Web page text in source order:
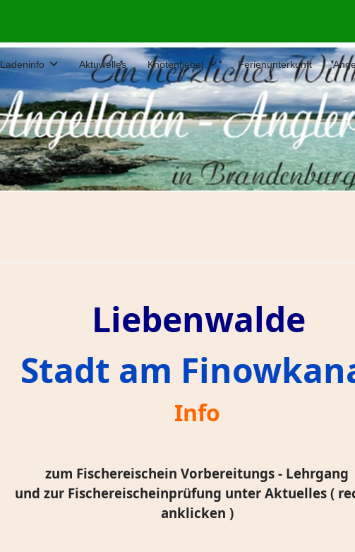
Ladeninfo Aktuwelles Knotenfiebel Ferienunterkunft
Liebenwalde
Stadt am
Info
zum Fischereischein Vorbereitungs - Lehrgang
und zur Fischereischeinprüfung unter Aktuelles (
anklicken )